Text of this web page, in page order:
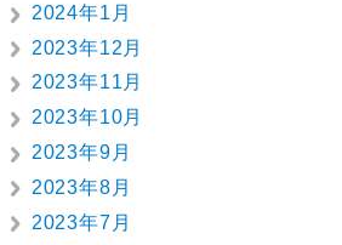
2024年1月
2023年12月
2023年11月
2023年10月
2023年9月
2023年8月
2023年7月